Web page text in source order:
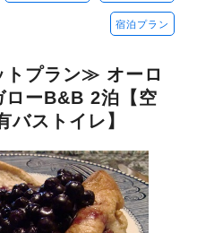
宿泊プラン
プラン≫ オーロ
ローB&B 2泊【空
ストイレ】